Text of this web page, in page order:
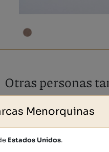
Otras personas
Menorquinas
Estados Unidos.